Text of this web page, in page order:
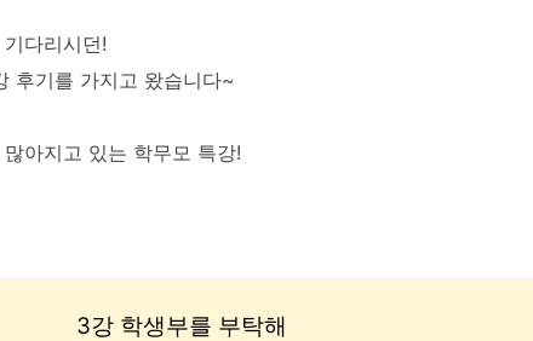
다리시던!
후기를 가지고 왔습니다~
아지고 있는 학무모 특강!
3강 학생부를 부탁해